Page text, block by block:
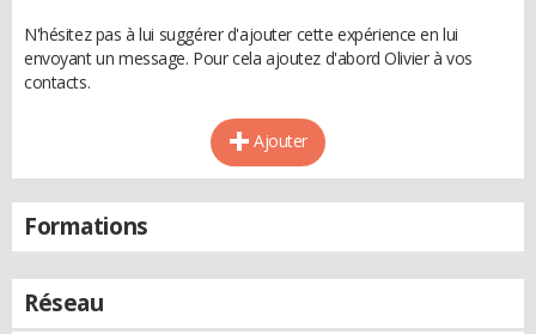
N'hésitez pas à lui suggérer d'ajouter cette expérience en lui
envoyant un message. Pour cela ajoutez d'abord Olivier à vos
contacts.
Ajouter
Formations
Réseau